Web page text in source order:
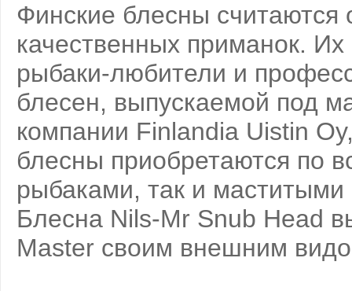
Финские блесны
качественных приманок.
рыбаки-любители и
блесен, выпускаемой под
компании Finlandia Uistin
блесны приобретаются по
рыбаками, так и
Блесна Nils-Mr Snub Head
Master своим внешним